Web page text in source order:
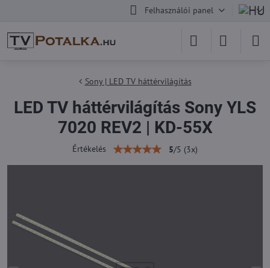
Felhasználói panel
Sony | LED TV háttérvilágítás
LED TV háttérvilágítás Sony YLS
7020 REV2 | KD-55X
Értékelés 5/5 (3x)